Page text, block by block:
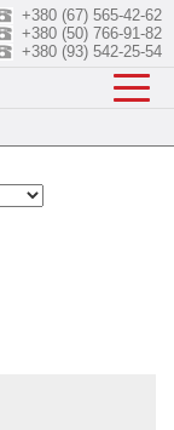
+380 (67) 565-42-62
+380 (50) 766-91-82
+380 (93) 542-25-54